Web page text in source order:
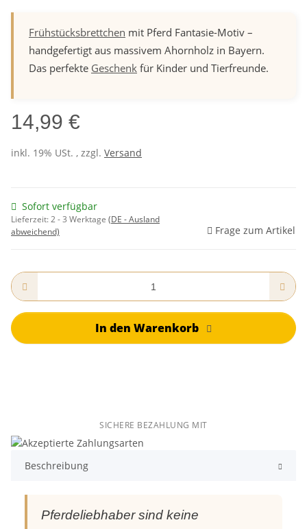
Frühstücksbrettchen mit Pferd Fantasie-Motiv –
handgefertigt aus massivem Ahornholz in Bayern.
Das perfekte Geschenk für Kinder und Tierfreunde.
14,99 €
inkl. 19% USt. , zzgl. Versand
Sofort verfügbar
Lieferzeit:2 - 3 Werktage (DE - Ausland
abweichend)
Frage zum Artikel
In den Warenkorb
SICHERE BEZAHLUNG MIT
Beschreibung
Pferdeliebhaber sind keine